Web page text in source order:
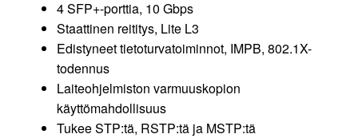
4 SFP+-porttia, 10 Gbps
Staattinen reititys, Lite L3
Edistyneet tietoturvatoiminnot, IMPB, 802.1X-
todennus
Laiteohjelmiston varmuuskopion
käyttömahdollisuus
Tukee STP:tä, RSTP:tä ja MSTP:tä